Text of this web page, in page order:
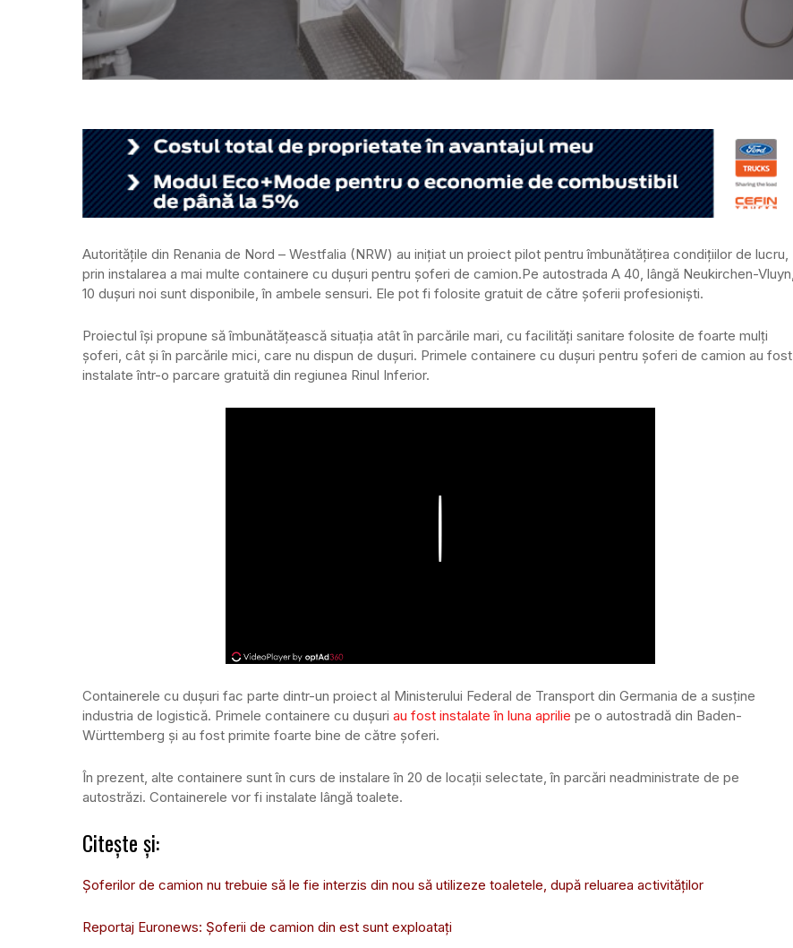
Autoritățile din Renania de Nord – Westfalia (NRW) au inițiat un proiect pilot pentru îmbunătățirea condițiilor de lucru,
prin instalarea a mai multe containere cu dușuri pentru șoferi de camion.Pe autostrada A 40, lângă Neukirchen-Vluyn,
10 dușuri noi sunt disponibile, în ambele sensuri. Ele pot fi folosite gratuit de către șoferii profesioniști.
Proiectul își propune să îmbunătățească situația atât în parcările mari, cu facilități sanitare folosite de foarte mulți
șoferi, cât și în parcările mici, care nu dispun de dușuri. Primele containere cu dușuri pentru șoferi de camion au fost
instalate într-o parcare gratuită din regiunea Rinul Inferior.
Containerele cu dușuri fac parte dintr-un proiect al Ministerului Federal de Transport din Germania de a susține
industria de logistică. Primele containere cu dușuri au fost instalate în luna aprilie pe o autostradă din Baden-
Württemberg și au fost primite foarte bine de către șoferi.
În prezent, alte containere sunt în curs de instalare în 20 de locații selectate, în parcări neadministrate de pe
autostrăzi. Containerele vor fi instalate lângă toalete.
Citește și:
Șoferilor de camion nu trebuie să le fie interzis din nou să utilizeze toaletele, după reluarea activităților
Reportaj Euronews: Șoferii de camion din est sunt exploatați